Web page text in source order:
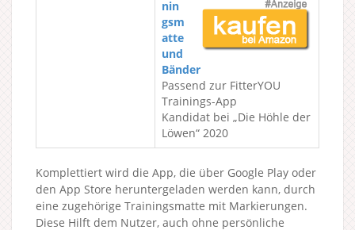
nin
gsm
atte
und
Bänder
Passend zur FitterYOU
Trainings-App
Kandidat bei „Die Höhle der
Löwen“ 2020
Komplettiert wird die App, die über Google Play oder
den App Store heruntergeladen werden kann, durch
eine zugehörige Trainingsmatte mit Markierungen.
Diese Hilft dem Nutzer, auch ohne persönliche